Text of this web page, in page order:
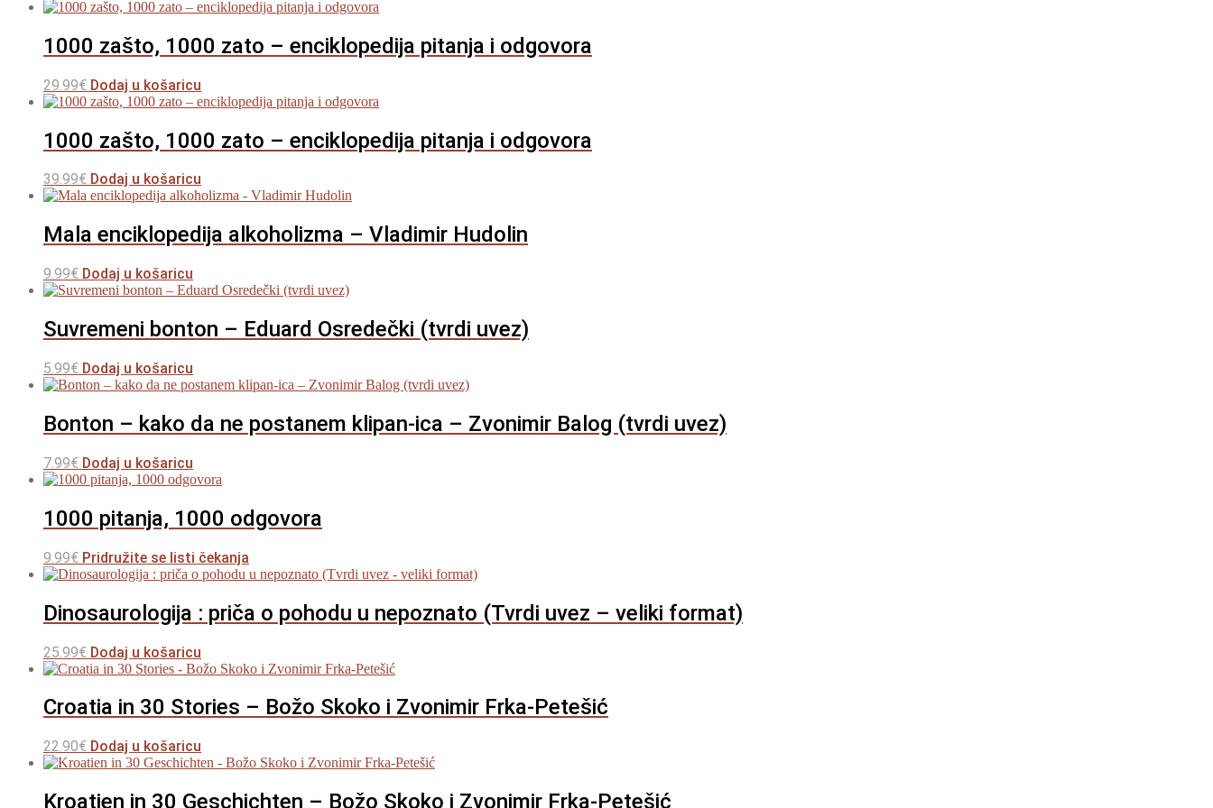
1000 zašto, 1000 zato – enciklopedija pitanja i odgovora
29.99€ Dodaj u košaricu
1000 zašto, 1000 zato – enciklopedija pitanja i odgovora
39.99€ Dodaj u košaricu
Mala enciklopedija alkoholizma – Vladimir Hudolin
9.99€ Dodaj u košaricu
Suvremeni bonton – Eduard Osredečki (tvrdi uvez)
5.99€ Dodaj u košaricu
Bonton – kako da ne postanem klipan-ica – Zvonimir Balog (tvrdi uvez)
7.99€ Dodaj u košaricu
1000 pitanja, 1000 odgovora
9.99€ Pridružite se listi čekanja
Dinosaurologija : priča o pohodu u nepoznato (Tvrdi uvez – veliki format)
25.99€ Dodaj u košaricu
Croatia in 30 Stories – Božo Skoko i Zvonimir Frka-Petešić
22.90€ Dodaj u košaricu
Kroatien in 30 Geschichten – Božo Skoko i Zvonimir Frka-Petešić